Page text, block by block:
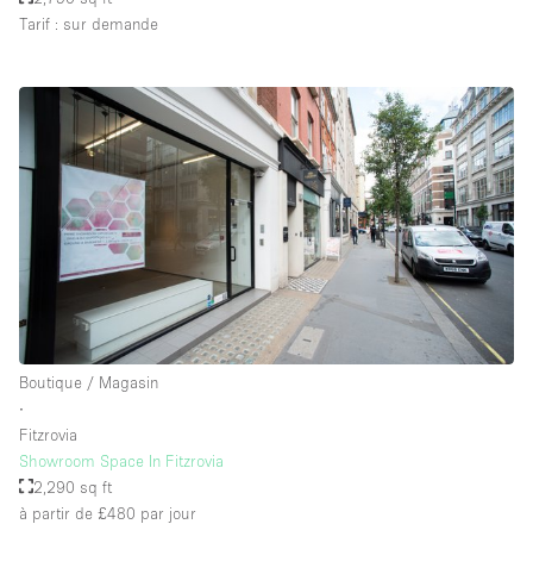
Tarif : sur demande
Boutique / Magasin
∙
Fitzrovia
Showroom Space In Fitzrovia
2,290 sq ft
à partir de £480 par jour